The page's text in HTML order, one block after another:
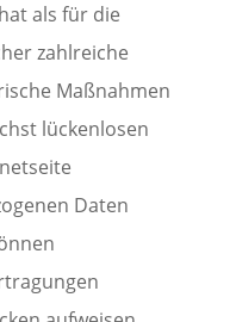
als für die
zahlreiche
Maßnahmen
lückenlosen
Daten